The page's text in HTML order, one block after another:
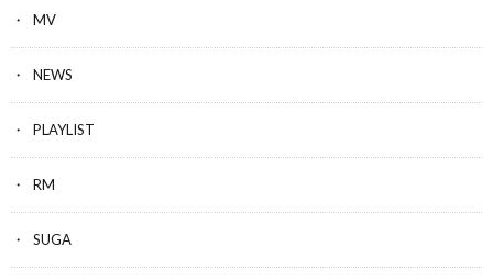
MV
NEWS
PLAYLIST
RM
SUGA